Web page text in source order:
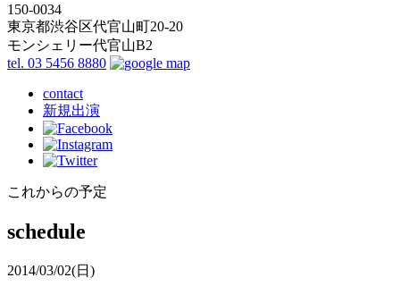
150-0034
東京都渋谷区代官山町20-20
モンシェリー代官山B2
tel. 03 5456 8880
contact
新規出演
これからの予定
schedule
2014/03/02(日)